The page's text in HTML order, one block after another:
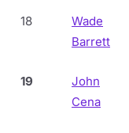
18
Wade
Barrett
19
John
Cena